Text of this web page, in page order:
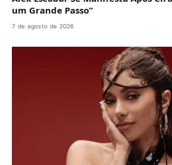
um Grande Passo”
7 de agosto de 2026